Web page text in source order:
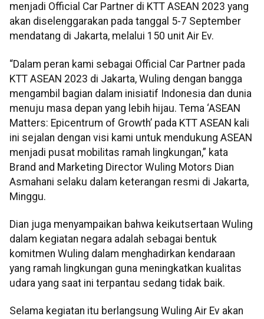
menjadi Official Car Partner di KTT ASEAN 2023 yang
akan diselenggarakan pada tanggal 5-7 September
mendatang di Jakarta, melalui 150 unit Air Ev.
“Dalam peran kami sebagai Official Car Partner pada
KTT ASEAN 2023 di Jakarta, Wuling dengan bangga
mengambil bagian dalam inisiatif Indonesia dan dunia
menuju masa depan yang lebih hijau. Tema ‘ASEAN
Matters: Epicentrum of Growth’ pada KTT ASEAN kali
ini sejalan dengan visi kami untuk mendukung ASEAN
menjadi pusat mobilitas ramah lingkungan,” kata
Brand and Marketing Director Wuling Motors Dian
Asmahani selaku dalam keterangan resmi di Jakarta,
Minggu.
Dian juga menyampaikan bahwa keikutsertaan Wuling
dalam kegiatan negara adalah sebagai bentuk
komitmen Wuling dalam menghadirkan kendaraan
yang ramah lingkungan guna meningkatkan kualitas
udara yang saat ini terpantau sedang tidak baik.
Selama kegiatan itu berlangsung Wuling Air Ev akan